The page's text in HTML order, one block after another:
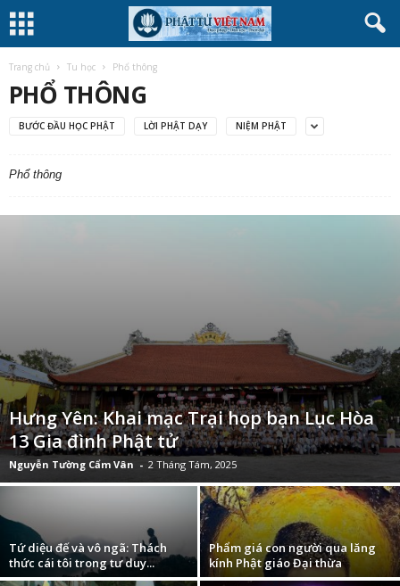
Trang chủ Tu học Phổ thông
PHỔ THÔNG
BƯỚC ĐẦU HỌC PHẬT LỜI PHẬT DẠY NIỆM PHẬT
Phổ thông
Hưng Yên: Khai mạc Trại họp bạn Lục Hòa
13 Gia đình Phật tử
Nguyễn Tường Cẩm Vân - 2 Tháng Tám, 2025
Tứ diệu đế và vô ngã: Thách
thức cái tôi trong tư duy...
Phẩm giá con người qua lăng
kính Phật giáo Đại thừa